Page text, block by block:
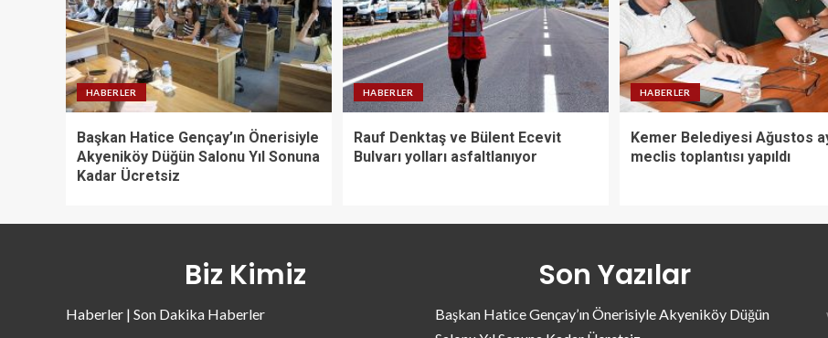
HABERLER
Başkan Hatice Gençay’ın Önerisiyle
Akyeniköy Düğün Salonu Yıl Sonuna
Kadar Ücretsiz
HABERLER
Rauf Denktaş ve Bülent Ecevit
Bulvarı yolları asfaltlanıyor
HABERLER
Kemer Belediyesi Ağustos
meclis toplantısı yapıldı
Biz Kimiz
Haberler | Son Dakika Haberler
Son Yazılar
Başkan Hatice Gençay’ın Önerisiyle Akyeniköy Düğün